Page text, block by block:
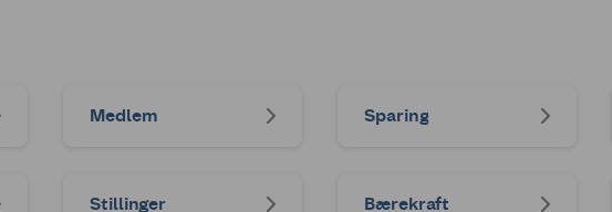
Medlem Sparing
Stillinger Bærekraft